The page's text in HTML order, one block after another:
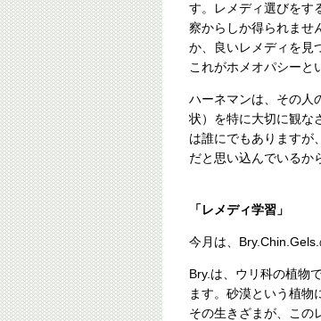
す。レメディ選びをす
察からしか得られませ
か、良いレメディを見
これがホメオパシーと
ハーネマンは、その人
状）を特に大切に観な
は誰にでもありますが
だと思い込んでいるか
「レメディ学習」
今月は、Bry.Chin.Gels.
Bry.は、ウリ科の植物
ます。砂漠という植物
その生きざまが、この